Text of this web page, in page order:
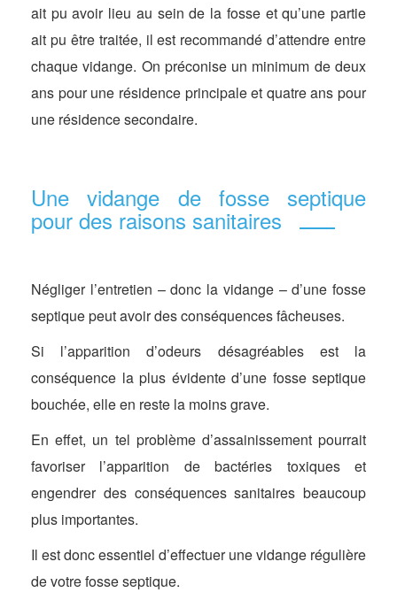
ait pu avoir lieu au sein de la fosse et qu’une partie
ait pu être traitée, il est recommandé d’attendre entre
chaque vidange. On préconise un minimum de deux
ans pour une résidence principale et quatre ans pour
une résidence secondaire.
Une vidange de fosse septique
pour des raisons sanitaires
Négliger l’entretien – donc la vidange – d’une fosse
septique peut avoir des conséquences fâcheuses.
Si l’apparition d’odeurs désagréables est la
conséquence la plus évidente d’une fosse septique
bouchée, elle en reste la moins grave.
En effet, un tel problème d’assainissement pourrait
favoriser l’apparition de bactéries toxiques et
engendrer des conséquences sanitaires beaucoup
plus importantes.
Il est donc essentiel d’effectuer une vidange régulière
de votre fosse septique.